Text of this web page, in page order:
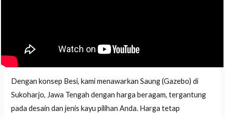
Dengan konsep Besi, kami menawarkan Saung (Gazebo) di
Sukoharjo, Jawa Tengah dengan harga beragam, tergantung
pada desain dan jenis kayu pilihan Anda. Harga tetap